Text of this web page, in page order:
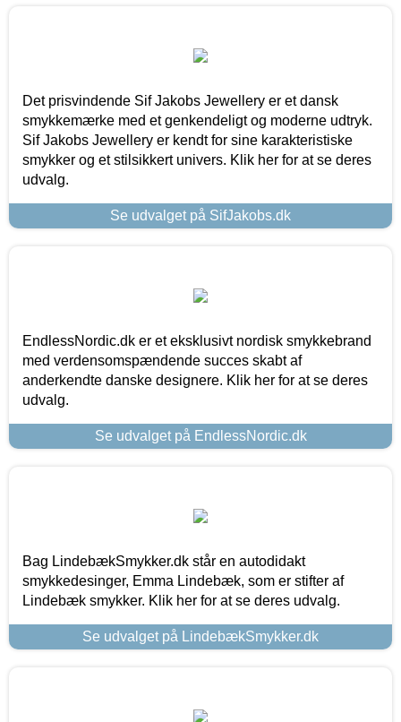
Det prisvindende Sif Jakobs Jewellery er et dansk
smykkemærke med et genkendeligt og moderne udtryk.
Sif Jakobs Jewellery er kendt for sine karakteristiske
smykker og et stilsikkert univers. Klik her for at se deres
udvalg.
Se udvalget på SifJakobs.dk
EndlessNordic.dk er et eksklusivt nordisk smykkebrand
med verdensomspændende succes skabt af
anderkendte danske designere. Klik her for at se deres
udvalg.
Se udvalget på EndlessNordic.dk
Bag LindebækSmykker.dk står en autodidakt
smykkedesinger, Emma Lindebæk, som er stifter af
Lindebæk smykker. Klik her for at se deres udvalg.
Se udvalget på LindebækSmykker.dk